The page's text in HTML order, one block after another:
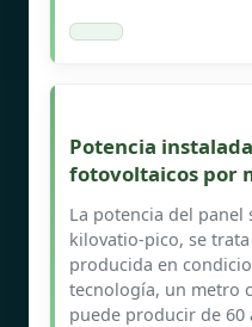
Potencia
fotovoltaicos por
La potencia del panel
kilovatio-pico, se
producida en
tecnología, un metro
puede producir de 60